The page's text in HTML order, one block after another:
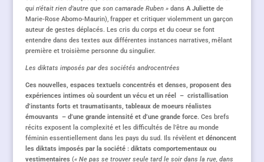
qui n’était rien d’autre que son camarade Ruben » dans A Juliette de
Marie-Rose Abomo-Maurin), frapper et critiquer violemment un garçon
auteur de gestes déplacés. Les cris du corps et du coeur se font
entendre dans des textes aux différentes instances narratives, mêlant
première et troisième personne du singulier.
Les diktats imposés par des sociétés androcentrées
Ces nouvelles, espaces textuels concentrés et denses, proposent des
expériences intimes où sourdent un vécu et un réel – cristallisation
d’instants forts et traumatisants, tableaux de moeurs réalistes
émouvants – d’une grande intensité et d’une grande force. Ces brefs
récits exposent la complexité et les difficultés de l’être au monde
féminin essentiellement dans les pays du sud. Ils révèlent et dénoncent
les diktats imposés par la société : diktats comportementaux ou
vestimentaires (« Ne pas se trouver seule tard le soir dans la rue, dans